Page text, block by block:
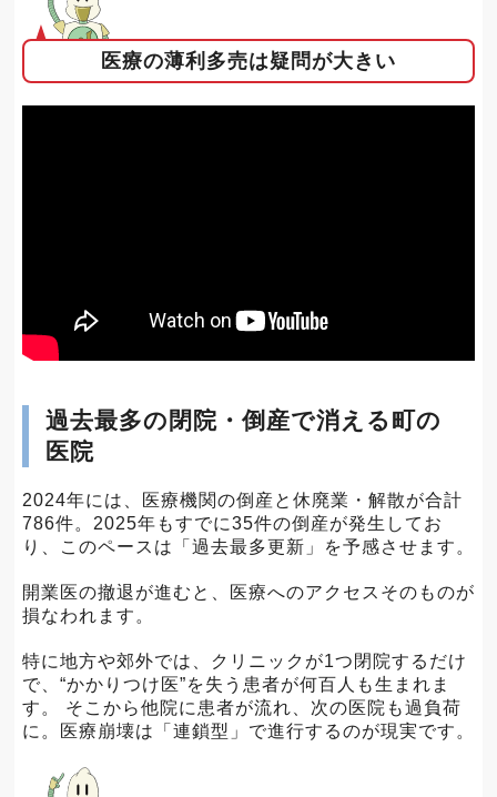
医療の薄利多売は疑問が大きい
過去最多の閉院・倒産で消える町の
医院
2024年には、医療機関の倒産と休廃業・解散が合計
786件。2025年もすでに35件の倒産が発生してお
り、このペースは「過去最多更新」を予感させます。
開業医の撤退が進むと、医療へのアクセスそのものが
損なわれます。
特に地方や郊外では、クリニックが1つ閉院するだけ
で、“かかりつけ医”を失う患者が何百人も生まれま
す。 そこから他院に患者が流れ、次の医院も過負荷
に。医療崩壊は「連鎖型」で進行するのが現実です。